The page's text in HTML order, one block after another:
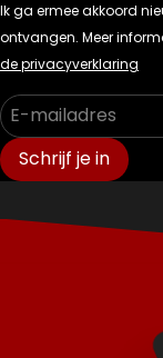
Ik ga ermee akkoord
ontvangen. Meer
de privacyverklaring
Schrijf je in